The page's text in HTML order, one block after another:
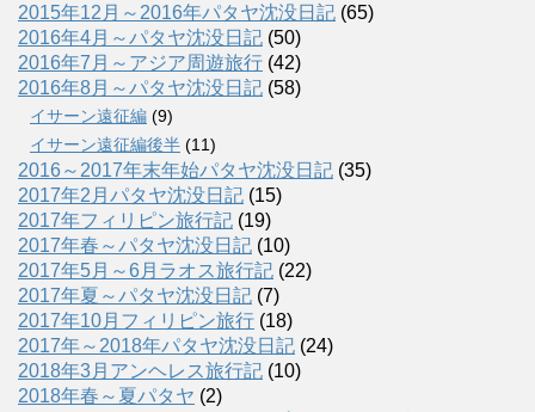
2015年12月～2016年パタヤ沈没日記 (65)
2016年4月～パタヤ沈没日記 (50)
2016年7月～アジア周遊旅行 (42)
2016年8月～パタヤ沈没日記 (58)
イサーン遠征編 (9)
イサーン遠征編後半 (11)
2016～2017年末年始パタヤ沈没日記 (35)
2017年2月パタヤ沈没日記 (15)
2017年フィリピン旅行記 (19)
2017年春～パタヤ沈没日記 (10)
2017年5月～6月ラオス旅行記 (22)
2017年夏～パタヤ沈没日記 (7)
2017年10月フィリピン旅行 (18)
2017年～2018年パタヤ沈没日記 (24)
2018年3月アンヘレス旅行記 (10)
2018年春～夏パタヤ (2)